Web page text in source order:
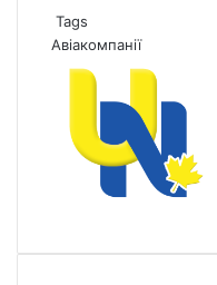
Tags
Авіакомпанії